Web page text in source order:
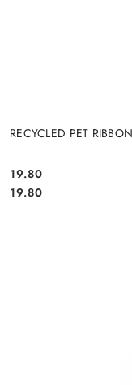
RECYCLED PET
Cena:
19.80
Cena:
19.80